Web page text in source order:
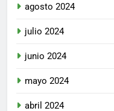
agosto 2024
julio 2024
junio 2024
mayo 2024
abril 2024